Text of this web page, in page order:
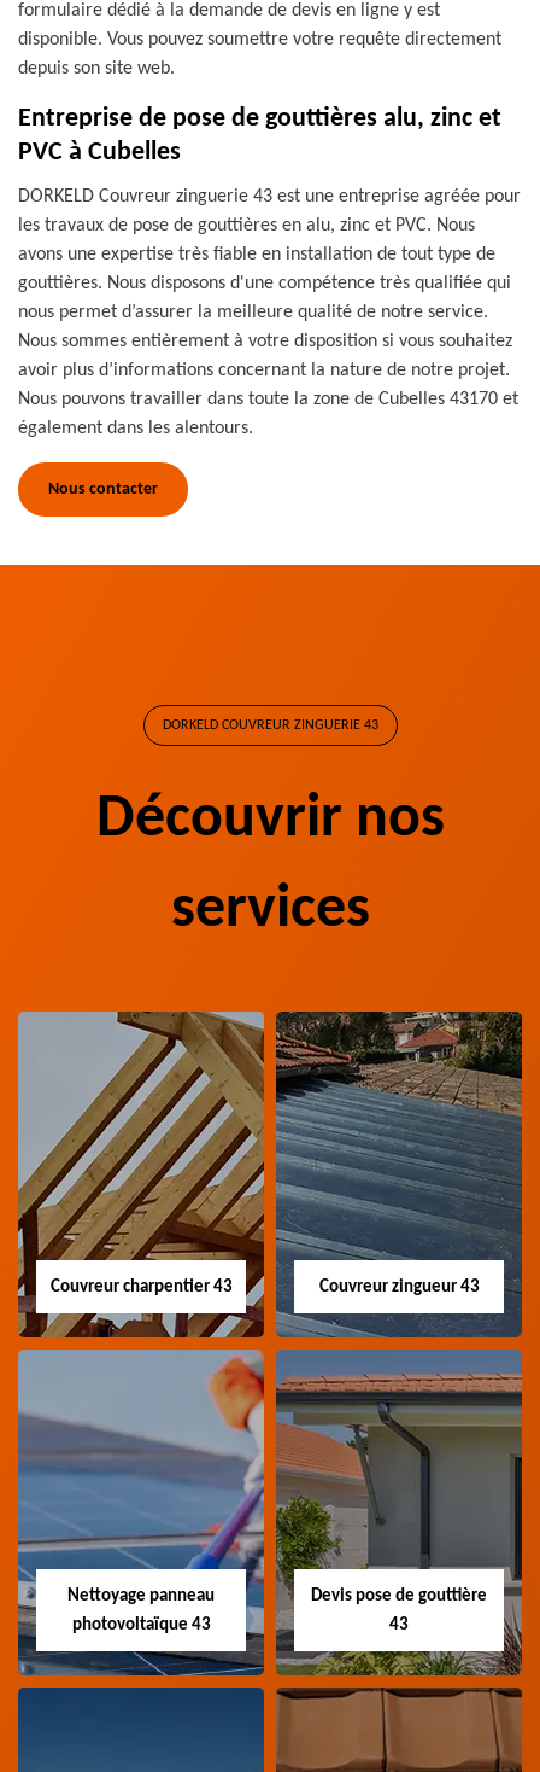
formulaire dédié à la demande de devis en ligne y est
disponible. Vous pouvez soumettre votre requête directement
depuis son site web.
Entreprise de pose de gouttières alu, zinc et
PVC à Cubelles
DORKELD Couvreur zinguerie 43 est une entreprise agréée pour
les travaux de pose de gouttières en alu, zinc et PVC. Nous
avons une expertise très fiable en installation de tout type de
gouttières. Nous disposons d'une compétence très qualifiée qui
nous permet d’assurer la meilleure qualité de notre service.
Nous sommes entièrement à votre disposition si vous souhaitez
avoir plus d’informations concernant la nature de notre projet.
Nous pouvons travailler dans toute la zone de Cubelles 43170 et
également dans les alentours.
Nous contacter
DORKELD COUVREUR ZINGUERIE 43
Découvrir nos
services
Couvreur charpentier 43
Couvreur
charpentier 43
Artisan couvreur
charpentier 43 Haute-
Couvreur zingueur 43
Couvreur zingueur
Artisan couvreur
zingueur 43 Haute-Loire
Nettoyage panneau
photovoltaïque 43
Devis pose de gouttière
43